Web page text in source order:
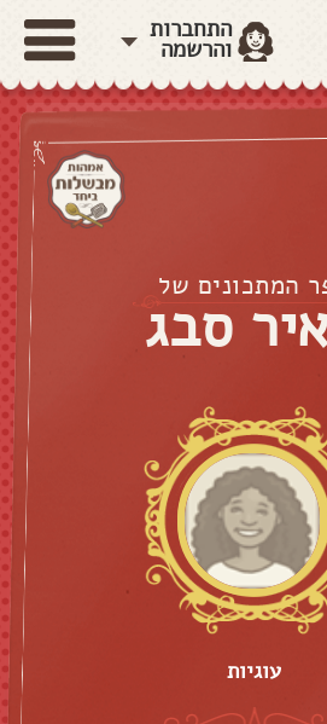
התחברות
והרשמה
המתכונים של
סבג
עוגיות